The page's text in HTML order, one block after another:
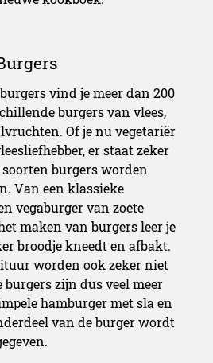
vind je meer dan 200
burgers van vlees,
Of je nu vegetariër
er staat zeker
burgers worden
Van een klassieke
vegaburger van zoete
maken van burgers leer je
broodje kneedt en afbakt.
worden ook zeker niet
burgers zijn dus veel meer
hamburger met sla en
van de burger wordt